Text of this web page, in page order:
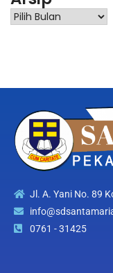
Jl. A. Yani No. 89
0761 - 31425